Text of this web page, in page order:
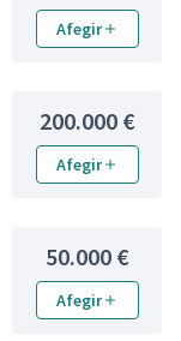
Afegir
200.000 €
Afegir
50.000 €
Afegir